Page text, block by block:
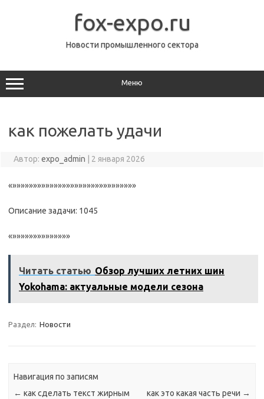
fox-expo.ru
Новости промышленного сектора
Меню
как пожелать удачи
Автор: expo_admin 2 января 2026
«»»»»»»»»»»»»»»»»»»»»»»»»»»»»»»
Описание задачи: 1045
«»»»»»»»»»»»»»»
Читать статью Обзор лучших летних шин
Yokohama: актуальные модели сезона
Раздел: Новости
Навигация по записям
← как сделать текст жирным как это какая часть речи →